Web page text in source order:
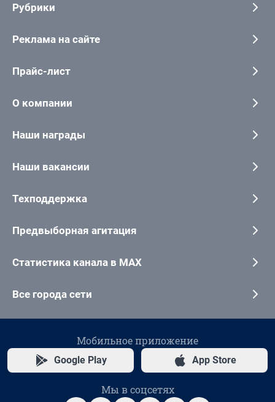
Рубрики
Реклама на сайте
Прайс-лист
О компании
Наши награды
Наши вакансии
Техподдержка
Предвыборная агитация
Статистика канала в MAX
Все города сети
Мобильное приложение
Google Play App Store
Мы в соцсетях